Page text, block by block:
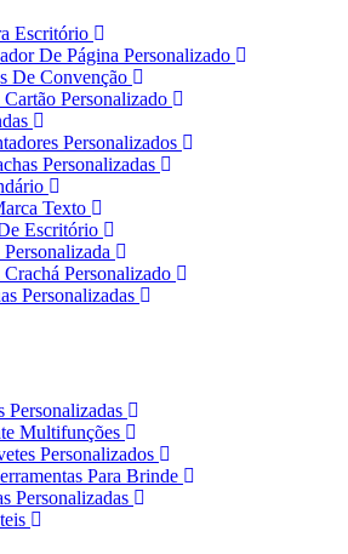
Escritório
De Página Personalizado
De Convenção
Cartão Personalizado
Personalizados
Personalizadas
Texto
Escritório
Crachá Personalizado
Personalizadas
Personalizadas
Multifunções
Personalizados
Para Brinde
Personalizadas